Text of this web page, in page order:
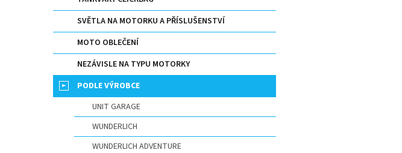
SVĚTLA NA MOTORKU A PŘÍSLUŠENSTVÍ
MOTO OBLEČENÍ
NEZÁVISLE NA TYPU MOTORKY
PODLE VÝROBCE
UNIT GARAGE
WUNDERLICH
WUNDERLICH ADVENTURE